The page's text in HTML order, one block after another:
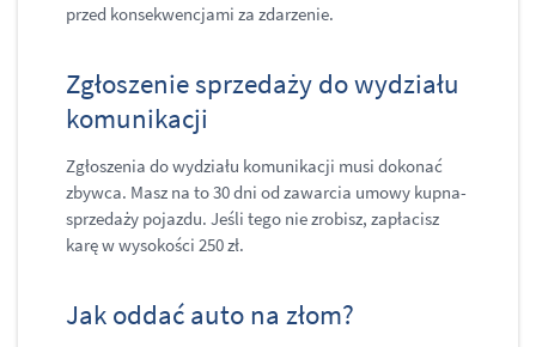
przed konsekwencjami za zdarzenie.
Zgłoszenie sprzedaży do wydziału
komunikacji
Zgłoszenia do wydziału komunikacji musi dokonać
zbywca. Masz na to 30 dni od zawarcia umowy kupna-
sprzedaży pojazdu. Jeśli tego nie zrobisz, zapłacisz
karę w wysokości 250 zł.
Jak oddać auto na złom?